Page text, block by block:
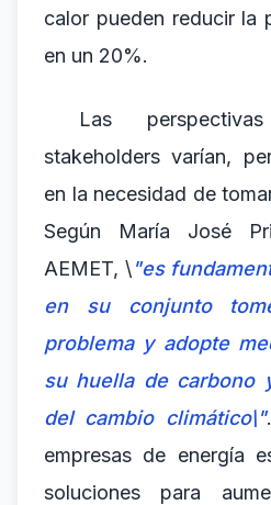
calor pueden reducir la
en un 20%.
Las
stakeholders varían,
en la necesidad de
Según María José
AEMET, \"es
en su conjunto
problema y adopte
su huella de carbono
del cambio climático\"
empresas de energía
soluciones para